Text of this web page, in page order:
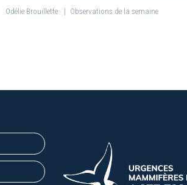
Odélie Brouillette | Observations de la semaine